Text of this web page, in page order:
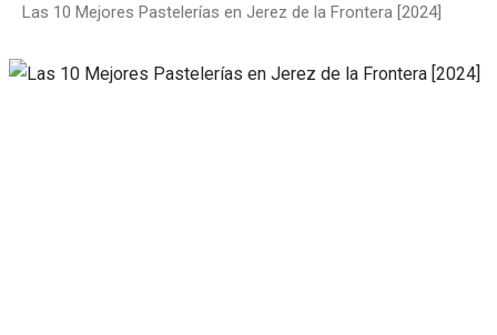
Las 10 Mejores Pastelerías en Jerez de la Frontera [2024]